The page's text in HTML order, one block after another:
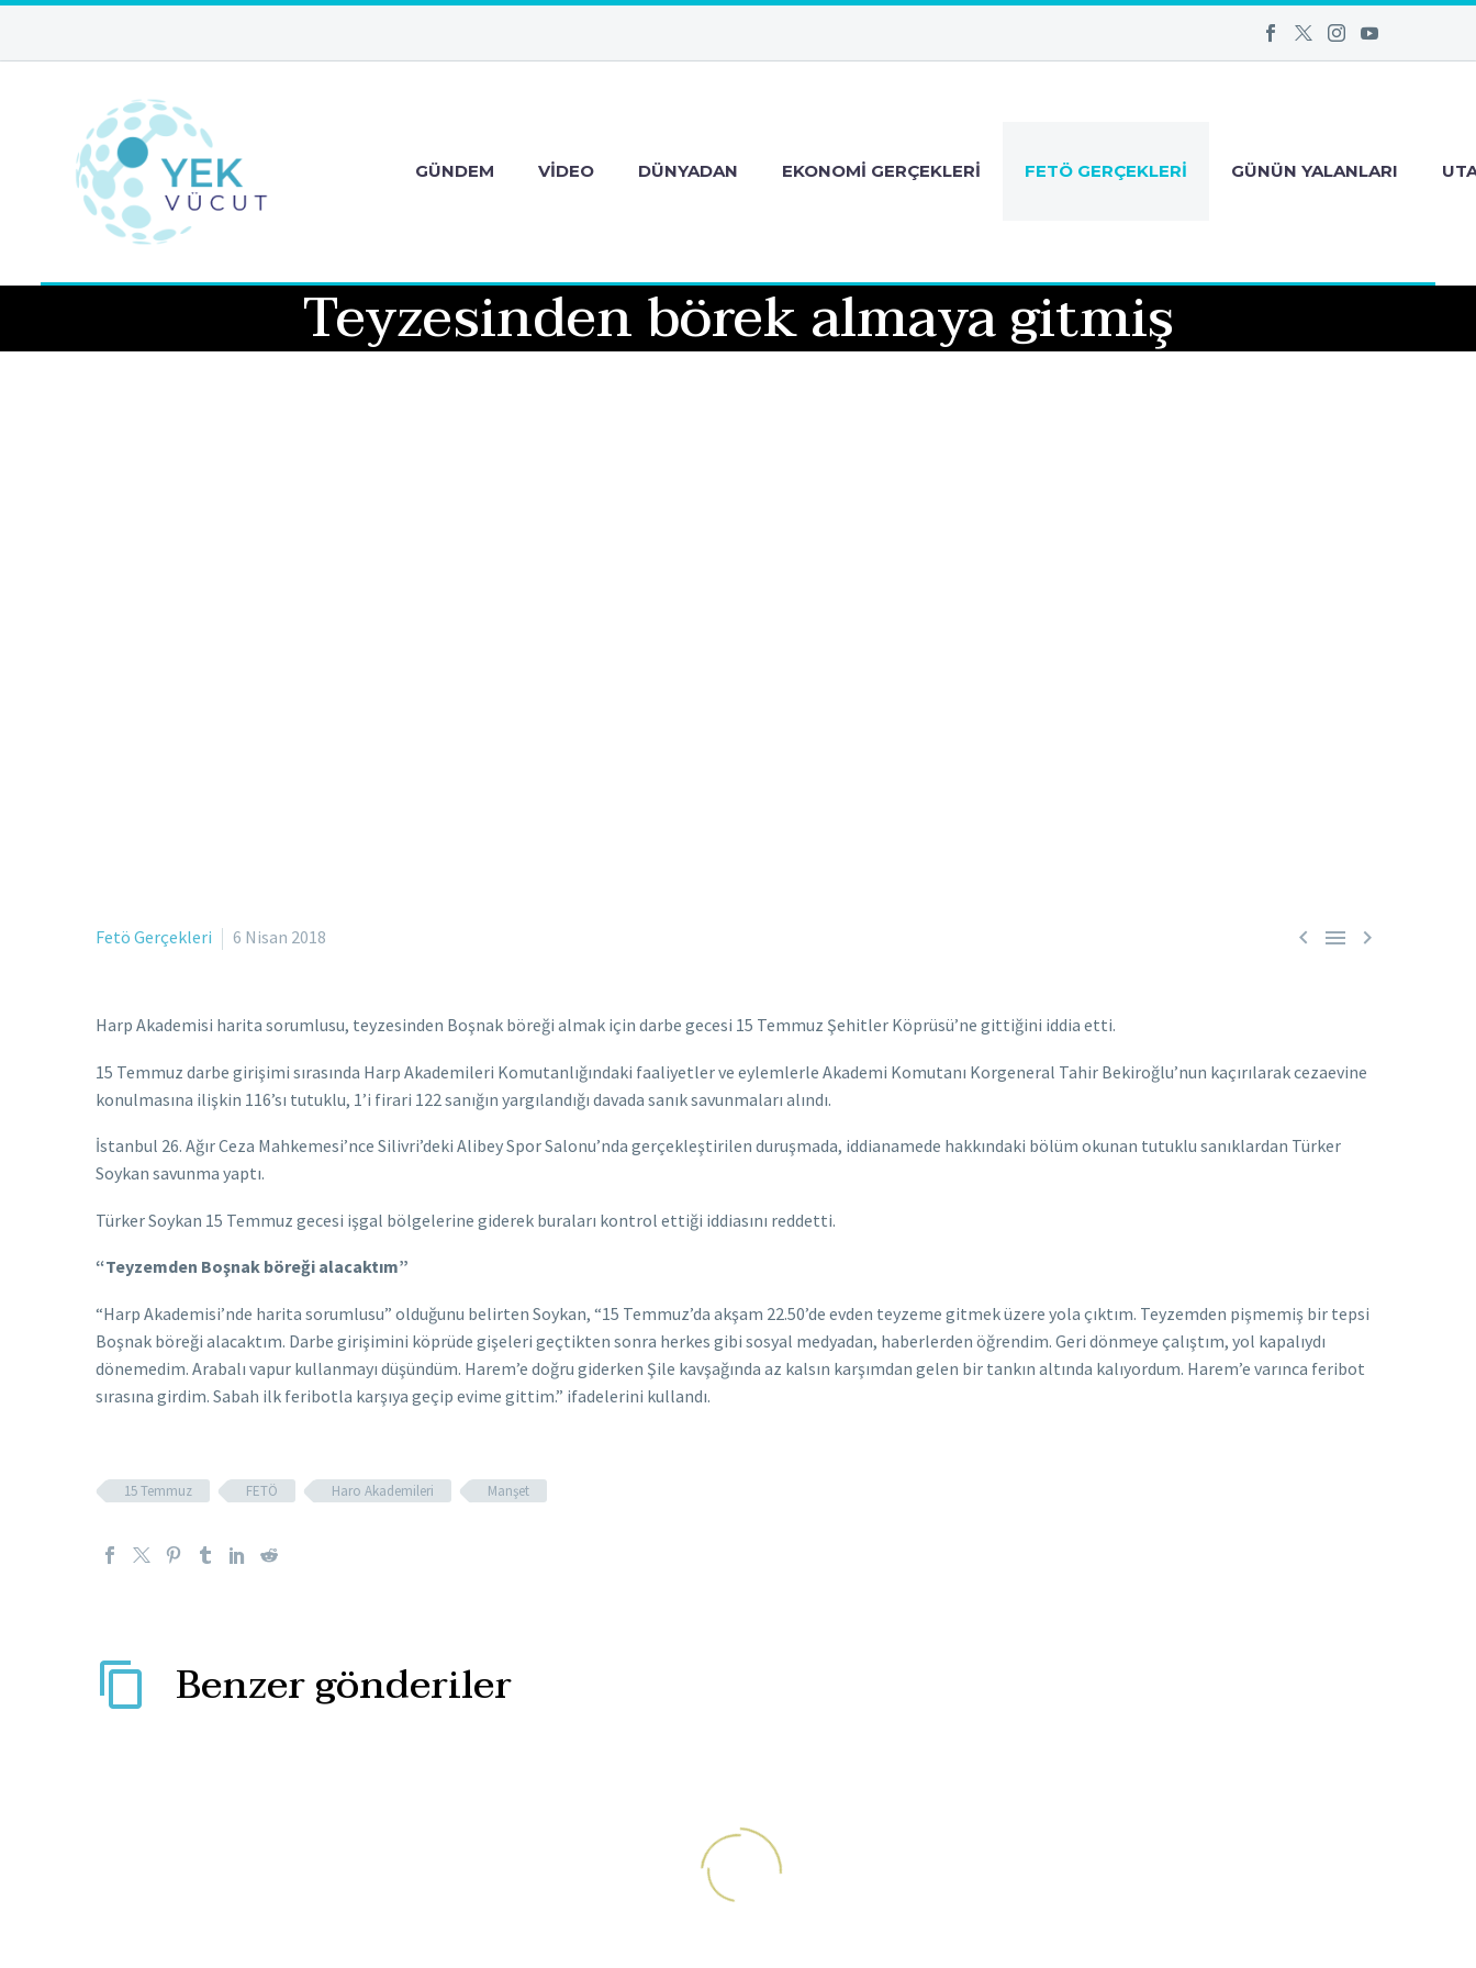
GÜNDEM VIDEO DÜNYADAN EKONOMI GERÇEKLERI FETÖ GERÇEKLERI GÜNÜN YALANLARI
Teyzesinden börek almaya gitmiş
  
Fetö Gerçekleri 6 Nisan 2018
Harp Akademisi harita sorumlusu, teyzesinden Boşnak böreği almak için darbe gecesi 15 Temmuz Şehitler Köprüsü’ne gittiğini iddia etti.
15 Temmuz darbe girişimi sırasında Harp Akademileri Komutanlığındaki faaliyetler ve eylemlerle Akademi Komutanı Korgeneral Tahir Bekiroğlu’nun kaçırılarak cezaevine
konulmasına ilişkin 116’sı tutuklu, 1’i firari 122 sanığın yargılandığı davada sanık savunmaları alındı.
İstanbul 26. Ağır Ceza Mahkemesi’nce Silivri’deki Alibey Spor Salonu’nda gerçekleştirilen duruşmada, iddianamede hakkındaki bölüm okunan tutuklu sanıklardan Türker
Soykan savunma yaptı.
Türker Soykan 15 Temmuz gecesi işgal bölgelerine giderek buraları kontrol ettiği iddiasını reddetti.
“Teyzemden Boşnak böreği alacaktım”
“Harp Akademisi’nde harita sorumlusu” olduğunu belirten Soykan, “15 Temmuz’da akşam 22.50’de evden teyzeme gitmek üzere yola çıktım. Teyzemden pişmemiş bir tepsi
Boşnak böreği alacaktım. Darbe girişimini köprüde gişeleri geçtikten sonra herkes gibi sosyal medyadan, haberlerden öğrendim. Geri dönmeye çalıştım, yol kapalıydı
dönemedim. Arabalı vapur kullanmayı düşündüm. Harem’e doğru giderken Şile kavşağında az kalsın karşımdan gelen bir tankın altında kalıyordum. Harem’e varınca feribot
sırasına girdim. Sabah ilk feribotla karşıya geçip evime gittim.” ifadelerini kullandı.
15 Temmuz FETÖ Haro Akademileri Manşet
Benzer gönderiler